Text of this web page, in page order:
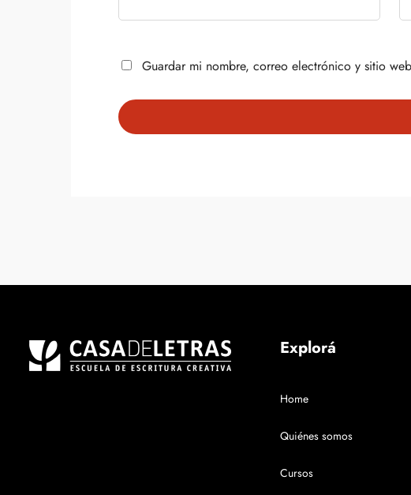
Guardar mi nombre, correo electrónico y sitio
Explorá
Home
Quiénes somos
Cursos